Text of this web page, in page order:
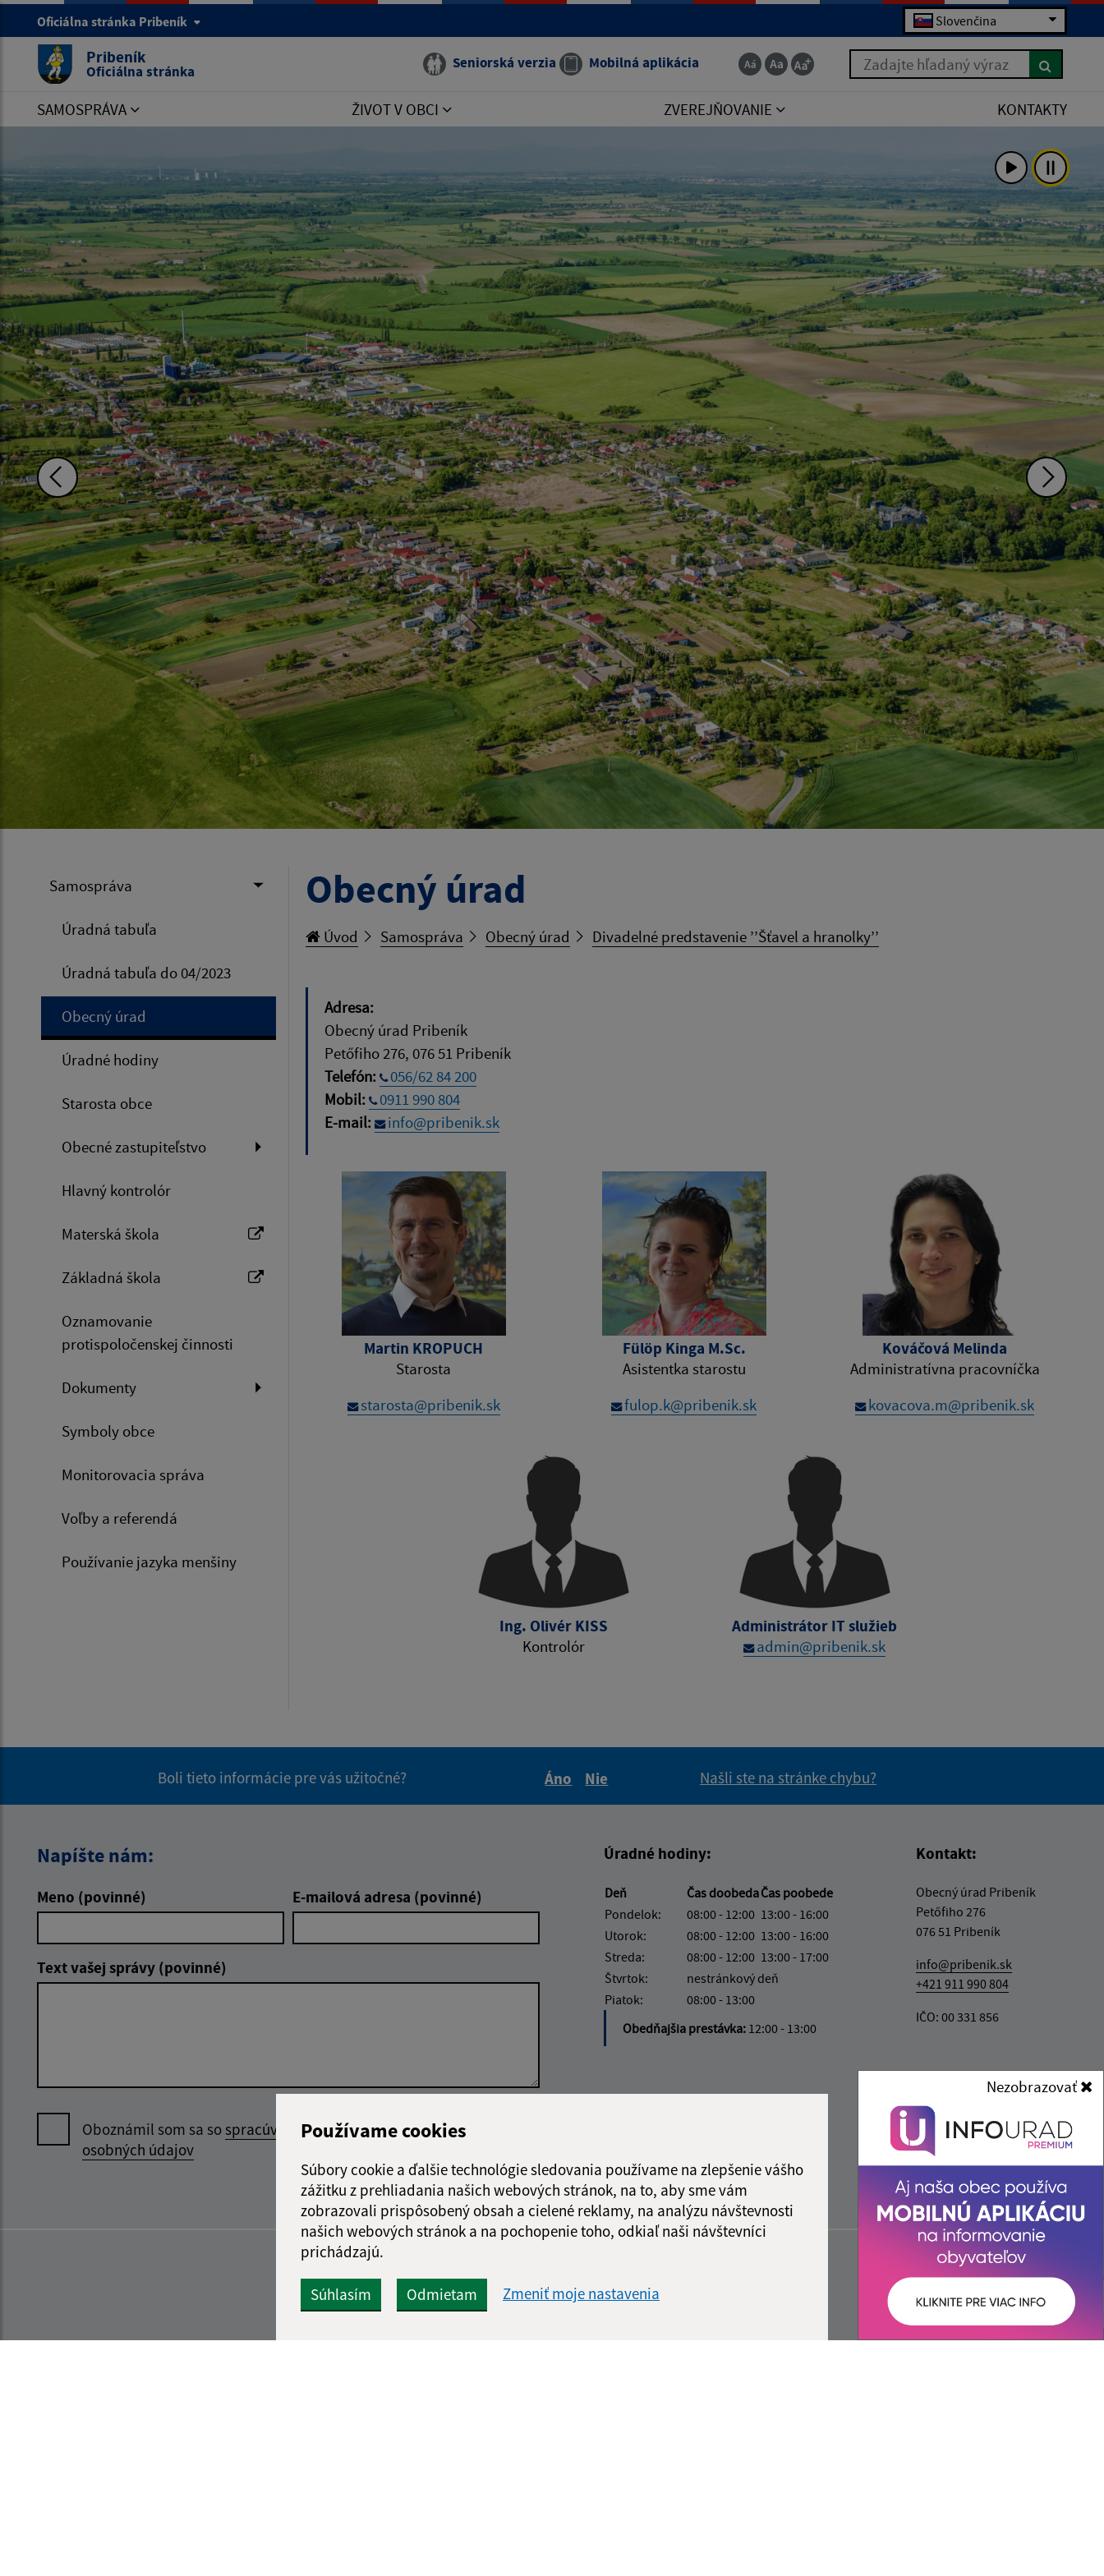
Používame cookies
Súbory cookie a ďalšie technológie sledovania používame na zlepšenie vášho
zážitku z prehliadania našich webových stránok, na to, aby sme vám
zobrazovali prispôsobený obsah a cielené reklamy, na analýzu návštevnosti
našich webových stránok a na pochopenie toho, odkiaľ naši návštevníci
prichádzajú.
Súhlasím Odmietam Zmeniť moje nastavenia
Nezobrazovať
Oficiálna stránka Pribeník Slovenčina
Pribeník
Oficiálna stránka Seniorská verzia Mobilná aplikácia Zadajte hľadaný výraz
SAMOSPRÁVA ŽIVOT V OBCI ZVEREJŇOVANIE KONTAKTY
Samospráva
Úradná tabuľa
Úradná tabuľa do 04/2023
Obecný úrad
Úradné hodiny
Starosta obce
Obecné zastupiteľstvo
Hlavný kontrolór
Materská škola
Základná škola
Oznamovanie
protispoločenskej činnosti
Dokumenty
Symboly obce
Monitorovacia správa
Voľby a referendá
Používanie jazyka menšiny
Obecný úrad
Úvod Samospráva Obecný úrad Divadelné predstavenie ’’Šťavel a hranolky’’
Adresa:
Obecný úrad Pribeník
Petőfiho 276, 076 51 Pribeník
Telefón:
056/62 84 200
Mobil:
0911 990 804
E-mail:
info@pribenik.sk
Martin KROPUCH
Starosta
starosta@pribenik.sk
Fülöp Kinga M.Sc.
Asistentka starostu
fulop.k@pribenik.sk
Kováčová Melinda
Administratívna pracovníčka
kovacova.m@pribenik.sk
Ing. Olivér KISS
Kontrolór
Administrátor IT služieb
admin@pribenik.sk
Boli tieto informácie pre vás užitočné?
Áno
Nie
Našli ste na stránke chybu?
Napíšte nám:
Meno (povinné) E-mailová adresa (povinné)
Text vašej správy (povinné)
Oboznámil som sa sospracúvaním
osobných údajov
Odoslať správu
Úradné hodiny:
Deň Čas doobedaČas poobede
Pondelok:
08:00 - 12:00 13:00 - 16:00
Utorok:
08:00 - 12:00 13:00 - 16:00
Streda:
08:00 - 12:00 13:00 - 17:00
Štvrtok:
nestránkový deň
Piatok:
08:00 - 13:00
Obedňajšia prestávka: 12:00 - 13:00
Kontakt:
Obecný úrad Pribeník
Petőfiho 276
076 51 Pribeník
info@pribenik.sk
+421 911 990 804
IČO: 00 331 856